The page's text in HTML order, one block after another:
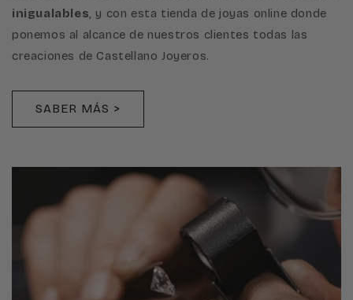
inigualables, y con esta tienda de joyas online donde
ponemos al alcance de nuestros clientes todas las
creaciones de Castellano Joyeros.
SABER MÁS >